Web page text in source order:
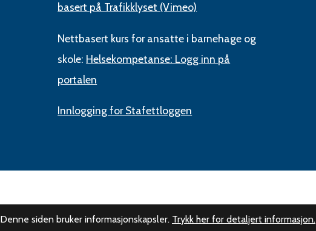
basert på Trafikklyset (Vimeo)
Nettbasert kurs for ansatte i barnehage og
skole: Helsekompetanse: Logg inn på
portalen
Innlogging for Stafettloggen
Denne siden bruker informasjonskapsler. Trykk her for detaljert informasjon.